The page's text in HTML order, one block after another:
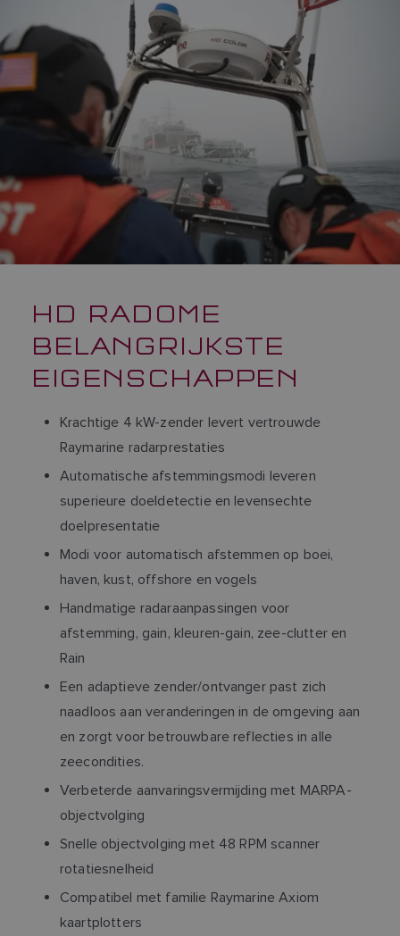
HD RADOME
BELANGRIJKSTE
EIGENSCHAPPEN
Krachtige 4 kW-zender levert vertrouwde
Raymarine radarprestaties
Automatische afstemmingsmodi leveren
superieure doeldetectie en levensechte
doelpresentatie
Modi voor automatisch afstemmen op boei,
haven, kust, offshore en vogels
Handmatige radaraanpassingen voor
afstemming, gain, kleuren-gain, zee-clutter en
Rain
Een adaptieve zender/ontvanger past zich
naadloos aan veranderingen in de omgeving aan
en zorgt voor betrouwbare reflecties in alle
zeecondities.
Verbeterde aanvaringsvermijding met MARPA-
objectvolging
Snelle objectvolging met 48 RPM scanner
rotatiesnelheid
Compatibel met familie Raymarine Axiom
kaartplotters